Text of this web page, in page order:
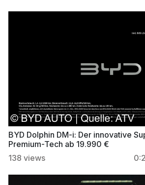
BYD Dolphin DM-i: Der innovative
Premium-Tech ab 19.990 €
138 views